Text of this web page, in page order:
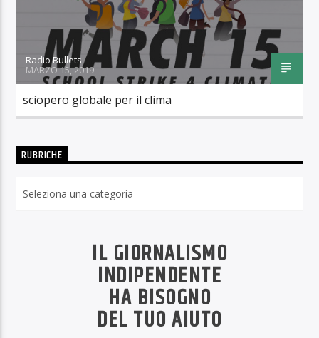
Radio Bullets
MARZO 15, 2019
sciopero globale per il clima
RUBRICHE
IL GIORNALISMO
INDIPENDENTE
HA BISOGNO
DEL TUO AIUTO